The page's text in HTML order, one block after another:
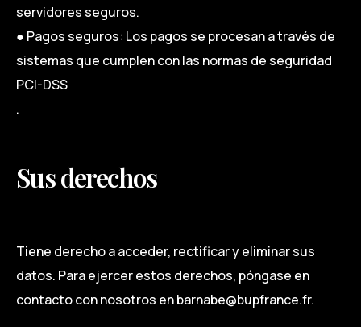
servidores seguros.
● Pagos seguros: Los pagos se procesan a través de
sistemas que cumplen con las normas de seguridad
PCI-DSS
.
Sus derechos
Tiene derecho a acceder, rectificar y eliminar sus
datos. Para ejercer estos derechos, póngase en
contacto con nosotros en barnabe@bupfrance.fr.